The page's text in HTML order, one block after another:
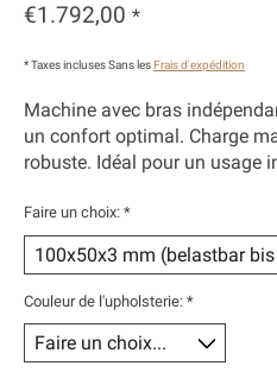
€1.792,00 *
* Taxes incluses Sans les Frais d'expédition
Machine avec bras
un confort optimal. Charge
robuste. Idéal pour un usage
Faire un choix: *
Couleur de l'upholsterie: *